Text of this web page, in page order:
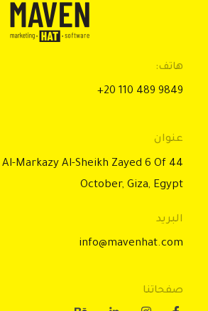
هاتف:
+20 110 489 9849
عنوان
Al-Markazy Al-Sheikh Zayed 6 Of
October, Giza, Egypt
البريد
info@mavenhat.com
صفحاتنا